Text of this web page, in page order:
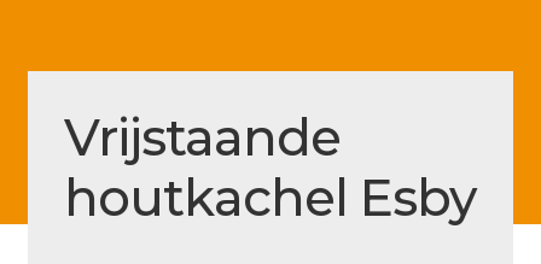
Klantenservice
Betaalmethode
Vrijstaande
houtkachel Esby